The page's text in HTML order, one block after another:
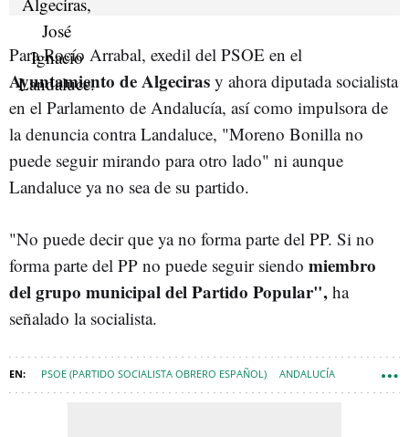
Para Rocío Arrabal, exedil del PSOE en el
Ayuntamiento de Algeciras y ahora diputada socialista
en el Parlamento de Andalucía, así como impulsora de
la denuncia contra Landaluce, "Moreno Bonilla no
puede seguir mirando para otro lado" ni aunque
Landaluce ya no sea de su partido.
"No puede decir que ya no forma parte del PP. Si no
forma parte del PP no puede seguir siendo miembro
del grupo municipal del Partido Popular", ha
señalado la socialista.
PSOE (PARTIDO SOCIALISTA OBRERO ESPAÑOL) ANDALUCÍA